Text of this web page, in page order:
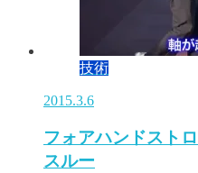
技術
2015.3.6
フォアハンドスト
スルー